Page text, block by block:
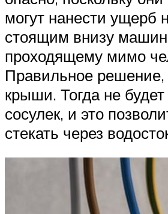
могут нанести ущерб
стоящим внизу
проходящему мимо
Правильное решение,
крыши. Тогда не
сосулек, и это
стекать через